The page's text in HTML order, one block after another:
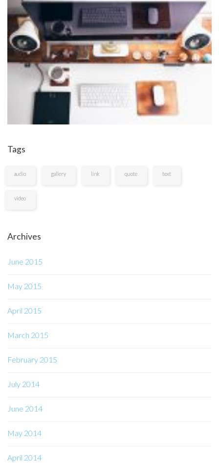
Tags
audio gallery link quote text
video
Archives
June 2015
May 2015
April 2015
March 2015
February 2015
July 2014
June 2014
May 2014
April 2014